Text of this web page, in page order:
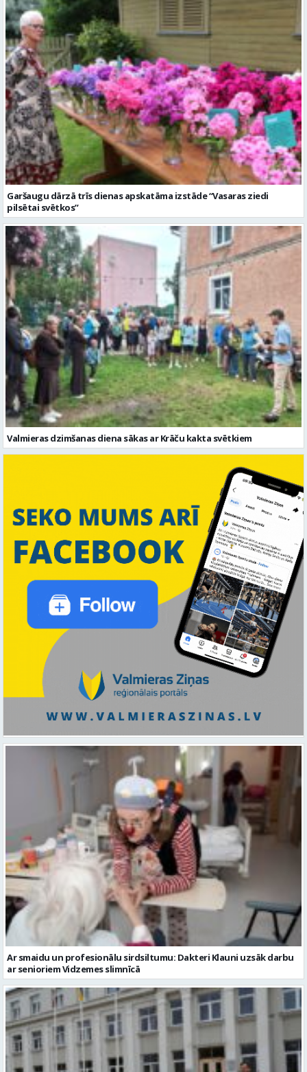
Valmieras teātris uzsāk 104. sezonu – par varu, brīvību
Garšaugu dārzā trīs dienas apskatāma izstāde “Vasaras ziedi
pilsētai svētkos”
Valmieras dzimšanas diena sākas ar Krāču kakta svētkiem
Ar smaidu un profesionālu sirdsiltumu: Dakteri Klauni uzsāk darbu
ar senioriem Vidzemes slimnīcā